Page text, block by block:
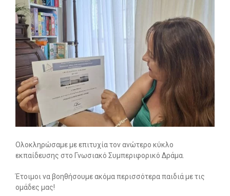
-- Κατ’οίκον Προγράμματα
-- Ομαδικά Προγράμματα
-- Προγράμματα στον Η/Υ
Οι υπηρεσίες μας
-- Εργοθεραπεία
-- Λογοθεραπεία
-- Ειδική Αγωγή
-- Παιδοψυχίατρος
Ολοκληρώσαμε με επιτυχία τον ανώτερο κύκλο
εκπαίδευσης στο Γνωσιακό Συμπεριφορικό Δράμα.
Έτοιμοι να βοηθήσουμε ακόμα περισσότερα παιδιά με τις
ομάδες μας!